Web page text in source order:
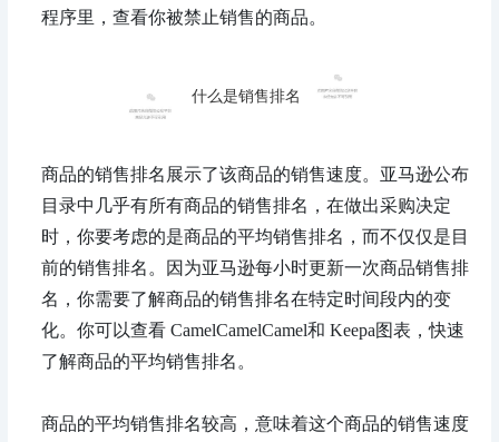
程序里，查看你被禁止销售的商品。
什么是销售排名
商品的销售排名展示了该商品的销售速度。亚马逊公布
目录中几乎有所有商品的销售排名，在做出采购决定
时，你要考虑的是商品的平均销售排名，而不仅仅是目
前的销售排名。因为亚马逊每小时更新一次商品销售排
名，你需要了解商品的销售排名在特定时间段内的变
化。你可以查看 CamelCamelCamel和 Keepa图表，快速
了解商品的平均销售排名。
商品的平均销售排名较高，意味着这个商品的销售速度